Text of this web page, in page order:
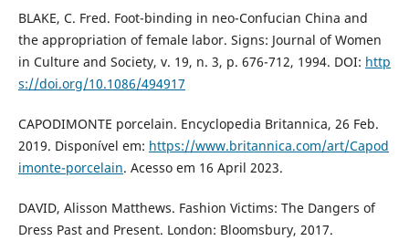
BLAKE, C. Fred. Foot-binding in neo-Confucian China and
the appropriation of female labor. Signs: Journal of Women
in Culture and Society, v. 19, n. 3, p. 676-712, 1994. DOI: http
s://doi.org/10.1086/494917
CAPODIMONTE porcelain. Encyclopedia Britannica, 26 Feb.
2019. Disponível em: https://www.britannica.com/art/Capod
imonte-porcelain. Acesso em 16 April 2023.
DAVID, Alisson Matthews. Fashion Victims: The Dangers of
Dress Past and Present. London: Bloomsbury, 2017.